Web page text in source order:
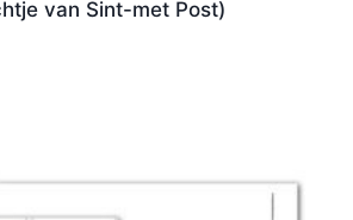
van Sint-met Post)